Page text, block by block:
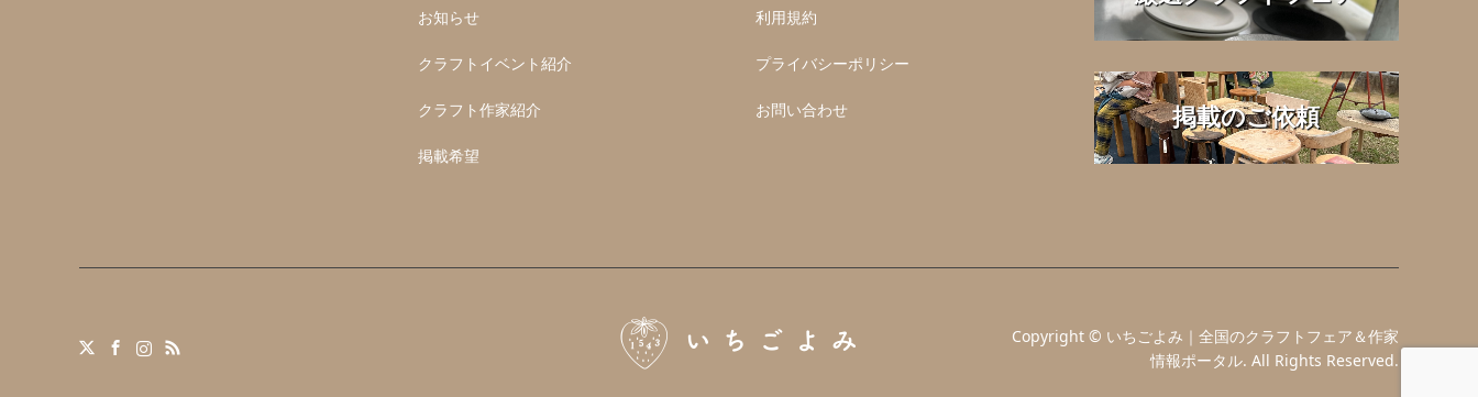
お知らせ
クラフトイベント紹介
クラフト作家紹介
掲載希望
利用規約
プライバシーポリシー
お問い合わせ 掲載のご依頼
Copyright © いちごよみ｜全国のクラフトフェア＆作家
情報ポータル. All Rights Reserved.